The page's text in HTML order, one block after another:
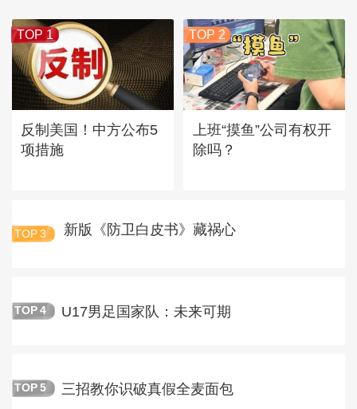
TOP 1
反制美国！中方公布5
项措施
TOP 2
上班“摸鱼”公司有权开
除吗？
TOP 3 新版《防卫白皮书》藏祸心
TOP 4 U17男足国家队：未来可期
TOP 5 三招教你识破真假全麦面包